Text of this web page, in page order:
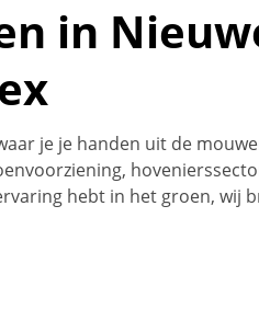
in
je je handen uit de
hebt in het groen,